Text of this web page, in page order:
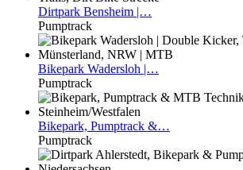
Dirtpark Bensheim |…
Pumptrack
Bikepark Wadersloh |…
Pumptrack
Bikepark, Pumptrack &…
Pumptrack